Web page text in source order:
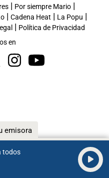
todos
emisora
| Por siempre Mario|
| Cadena Heat | La Popu |
| Política de Privacidad
en